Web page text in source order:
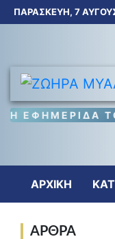
Skip
to
ΠΑΡΑΣΚΕΥΉ, 7
Η ΕΦΗΜΕΡΙΔΑ
ΑΡΧΙΚΗ
ΑΡΘΡΑ